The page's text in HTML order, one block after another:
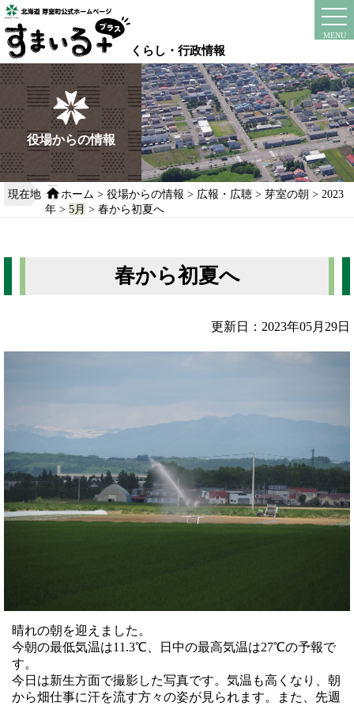
本
文
へ
移
動
る
くらし・行政情報
MENU
instagram
役場からの情報
現在地 ホーム >役場からの情報 > 広報・広聴 >芽室の朝 > 2023
年 >5月 > 春から初夏へ
春から初夏へ
更新日：2023年05月29日
晴れの朝を迎えました。
今朝の最低気温は11.3℃、日中の最高気温は27℃の予報で
す。
今日は新生方面で撮影した写真です。気温も高くなり、朝
から畑仕事に汗を流す方々の姿が見られます。また、先週